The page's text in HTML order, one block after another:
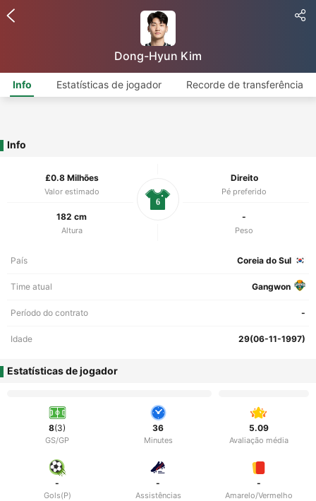
Dong-Hyun Kim
Info Estatísticas de jogador Recorde de transferência
Info
£0.8 Milhões
Valor estimado
Direito
Pé preferido
182 cm
Altura
-
Peso
6
País Coreia do Sul
Time atual Gangwon
Período do contrato -
Idade 29(06-11-1997)
Estatísticas de jogador
8(3)
GS/GP
36
Minutes
5.09
Avaliação média
-
Gols(P)
-
Assistências
-
Amarelo/Vermelho